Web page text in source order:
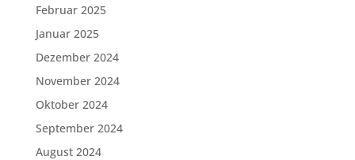
Februar 2025
Januar 2025
Dezember 2024
November 2024
Oktober 2024
September 2024
August 2024